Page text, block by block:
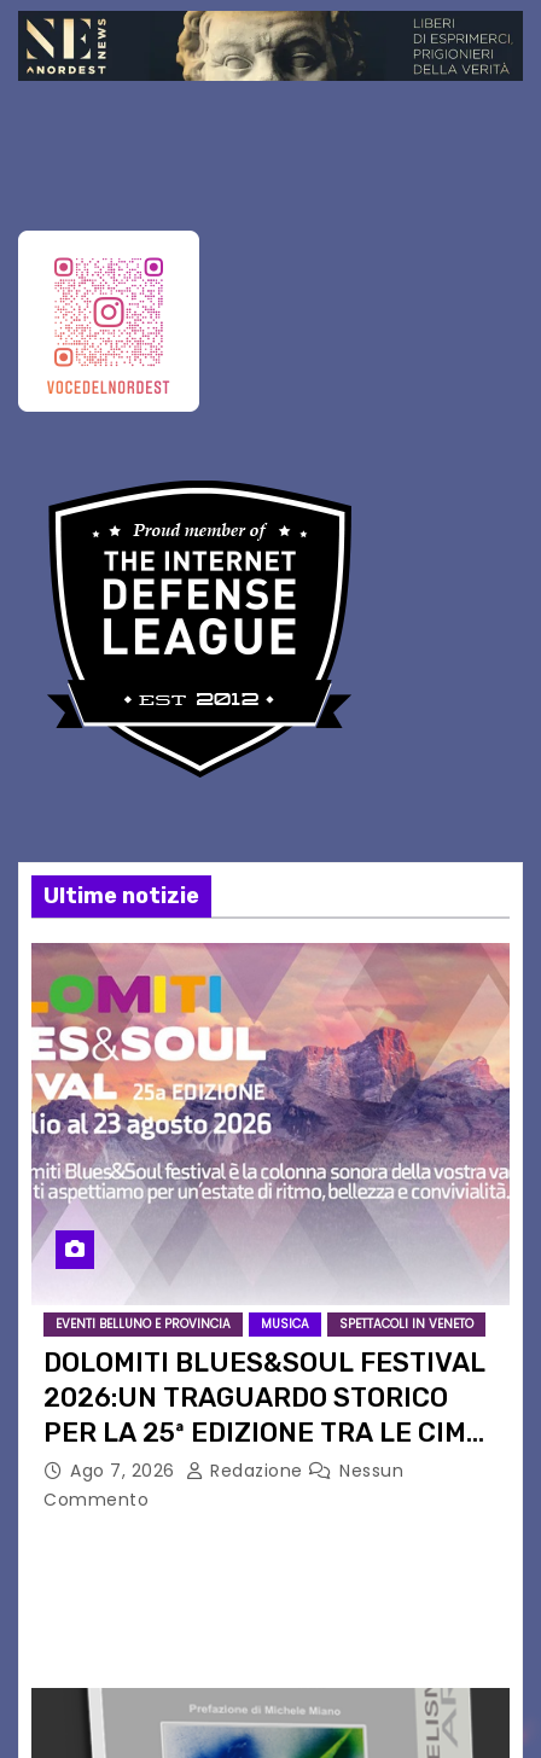
Ultime notizie
EVENTI BELLUNO E PROVINCIA MUSICA SPETTACOLI IN VENETO
DOLOMITI BLUES&SOUL FESTIVAL
2026:UN TRAGUARDO STORICO
PER LA 25ª EDIZIONE TRA LE CIME
PATRIMONIO UNESCO
Ago 7, 2026 Redazione
Nessun
Commento